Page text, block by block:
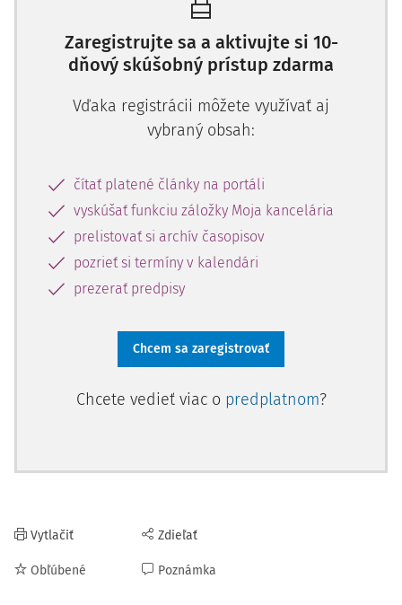
školského stravovania na žiaka školy, skutočného stravníka alebo na
ktorého poskytne finančné prostriedky.
Neodporúča sa, aby obec vo VZN prepisovala ustanovenia
zákona č. 596/2003 Z. z. alebozákona č. 597/2003 Z. z.
ustanovení.
Zaregistrujte sa a aktivujte si 10-
dňový skúšobný prístup zdarma
Vďaka registrácii môžete využívať aj
vybraný obsah:
čítať platené články na portáli
vyskúšať funkciu záložky Moja kancelária
prelistovať si archív časopisov
pozrieť si termíny v kalendári
prezerať predpisy
Chcem sa zaregistrovať
Chcete vedieť viac o predplatnom?
Vytlačiť
Obľúbené
Zdieľať
Poznámka